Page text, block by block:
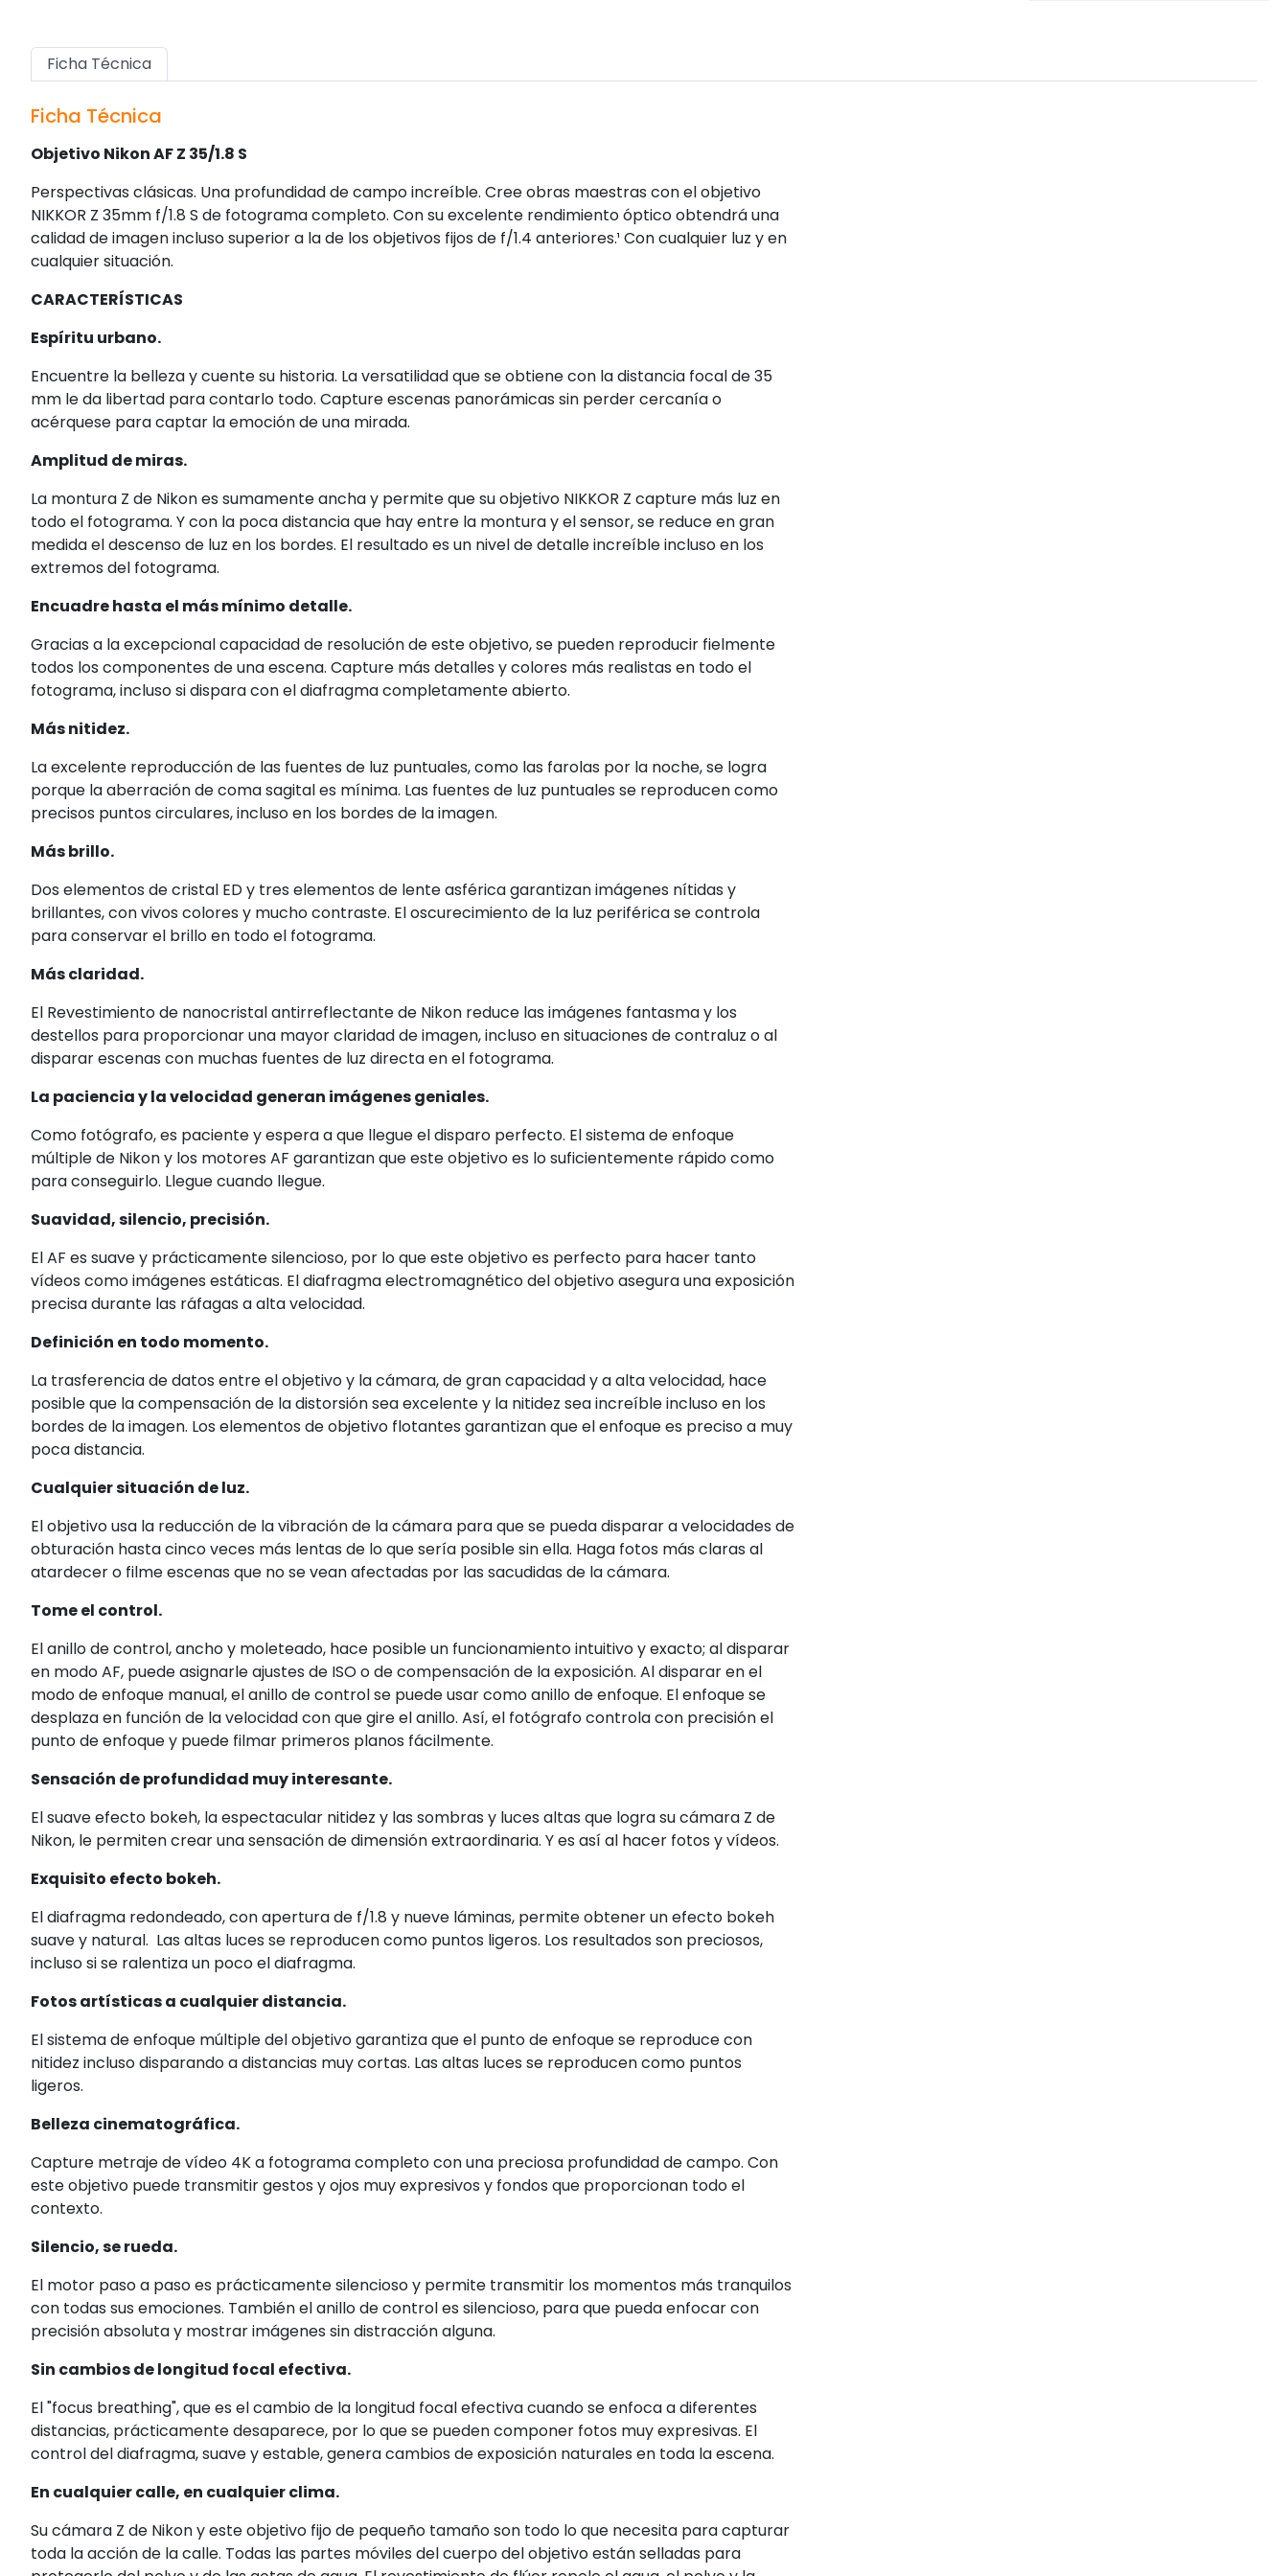
Ficha Técnica
Ficha Técnica
Objetivo Nikon AF Z 35/1.8 S
Perspectivas clásicas. Una profundidad de campo increíble. Cree obras maestras con el objetivo
NIKKOR Z 35mm f/1.8 S de fotograma completo. Con su excelente rendimiento óptico obtendrá una
calidad de imagen incluso superior a la de los objetivos fijos de f/1.4 anteriores.¹ Con cualquier luz y en
cualquier situación.
CARACTERÍSTICAS
Espíritu urbano.
Encuentre la belleza y cuente su historia. La versatilidad que se obtiene con la distancia focal de 35
mm le da libertad para contarlo todo. Capture escenas panorámicas sin perder cercanía o
acérquese para captar la emoción de una mirada.
Amplitud de miras.
La montura Z de Nikon es sumamente ancha y permite que su objetivo NIKKOR Z capture más luz en
todo el fotograma. Y con la poca distancia que hay entre la montura y el sensor, se reduce en gran
medida el descenso de luz en los bordes. El resultado es un nivel de detalle increíble incluso en los
extremos del fotograma.
Encuadre hasta el más mínimo detalle.
Gracias a la excepcional capacidad de resolución de este objetivo, se pueden reproducir fielmente
todos los componentes de una escena. Capture más detalles y colores más realistas en todo el
fotograma, incluso si dispara con el diafragma completamente abierto.
Más nitidez.
La excelente reproducción de las fuentes de luz puntuales, como las farolas por la noche, se logra
porque la aberración de coma sagital es mínima. Las fuentes de luz puntuales se reproducen como
precisos puntos circulares, incluso en los bordes de la imagen.
Más brillo.
Dos elementos de cristal ED y tres elementos de lente asférica garantizan imágenes nítidas y
brillantes, con vivos colores y mucho contraste. El oscurecimiento de la luz periférica se controla
para conservar el brillo en todo el fotograma.
Más claridad.
El Revestimiento de nanocristal antirreflectante de Nikon reduce las imágenes fantasma y los
destellos para proporcionar una mayor claridad de imagen, incluso en situaciones de contraluz o al
disparar escenas con muchas fuentes de luz directa en el fotograma.
La paciencia y la velocidad generan imágenes geniales.
Como fotógrafo, es paciente y espera a que llegue el disparo perfecto. El sistema de enfoque
múltiple de Nikon y los motores AF garantizan que este objetivo es lo suficientemente rápido como
para conseguirlo. Llegue cuando llegue.
Suavidad, silencio, precisión.
El AF es suave y prácticamente silencioso, por lo que este objetivo es perfecto para hacer tanto
vídeos como imágenes estáticas. El diafragma electromagnético del objetivo asegura una exposición
precisa durante las ráfagas a alta velocidad.
Definición en todo momento.
La trasferencia de datos entre el objetivo y la cámara, de gran capacidad y a alta velocidad, hace
posible que la compensación de la distorsión sea excelente y la nitidez sea increíble incluso en los
bordes de la imagen. Los elementos de objetivo flotantes garantizan que el enfoque es preciso a muy
poca distancia.
Cualquier situación de luz.
El objetivo usa la reducción de la vibración de la cámara para que se pueda disparar a velocidades de
obturación hasta cinco veces más lentas de lo que sería posible sin ella. Haga fotos más claras al
atardecer o filme escenas que no se vean afectadas por las sacudidas de la cámara.
Tome el control.
El anillo de control, ancho y moleteado, hace posible un funcionamiento intuitivo y exacto; al disparar
en modo AF, puede asignarle ajustes de ISO o de compensación de la exposición. Al disparar en el
modo de enfoque manual, el anillo de control se puede usar como anillo de enfoque. El enfoque se
desplaza en función de la velocidad con que gire el anillo. Así, el fotógrafo controla con precisión el
punto de enfoque y puede filmar primeros planos fácilmente.
Sensación de profundidad muy interesante.
El suave efecto bokeh, la espectacular nitidez y las sombras y luces altas que logra su cámara Z de
Nikon, le permiten crear una sensación de dimensión extraordinaria. Y es así al hacer fotos y vídeos.
Exquisito efecto bokeh.
El diafragma redondeado, con apertura de f/1.8 y nueve láminas, permite obtener un efecto bokeh
suave y natural. Las altas luces se reproducen como puntos ligeros. Los resultados son preciosos,
incluso si se ralentiza un poco el diafragma.
Fotos artísticas a cualquier distancia.
El sistema de enfoque múltiple del objetivo garantiza que el punto de enfoque se reproduce con
nitidez incluso disparando a distancias muy cortas. Las altas luces se reproducen como puntos
ligeros.
Belleza cinematográfica.
Capture metraje de vídeo 4K a fotograma completo con una preciosa profundidad de campo. Con
este objetivo puede transmitir gestos y ojos muy expresivos y fondos que proporcionan todo el
contexto.
Silencio, se rueda.
El motor paso a paso es prácticamente silencioso y permite transmitir los momentos más tranquilos
con todas sus emociones. También el anillo de control es silencioso, para que pueda enfocar con
precisión absoluta y mostrar imágenes sin distracción alguna.
Sin cambios de longitud focal efectiva.
El "focus breathing", que es el cambio de la longitud focal efectiva cuando se enfoca a diferentes
distancias, prácticamente desaparece, por lo que se pueden componer fotos muy expresivas. El
control del diafragma, suave y estable, genera cambios de exposición naturales en toda la escena.
En cualquier calle, en cualquier clima.
Su cámara Z de Nikon y este objetivo fijo de pequeño tamaño son todo lo que necesita para capturar
toda la acción de la calle. Todas las partes móviles del cuerpo del objetivo están selladas para